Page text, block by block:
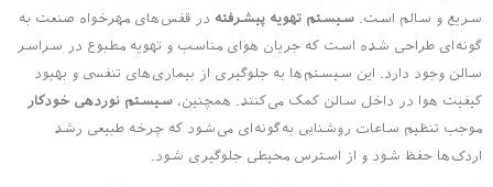
سریع و سالم است. سیستم تهویه پیشرفته در قفس‌های مهرخواه صنعت به
گونه‌ای طراحی شده است که جریان هوای مناسب و تهویه مطبوع در سراسر
سالن وجود دارد. این سیستم‌ها به جلوگیری از بیماری‌های تنفسی و بهبود
کیفیت هوا در داخل سالن کمک می‌کنند. همچنین، سیستم نوردهی خودکار
موجب تنظیم ساعات روشنایی به‌گونه‌ای می‌شود که چرخه طبیعی رشد
اردک‌ها حفظ شود و از استرس محیطی جلوگیری شود.